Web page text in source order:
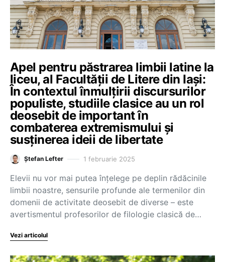
Apel pentru păstrarea limbii latine la
liceu, al Facultății de Litere din Iași:
În contextul înmulțirii discursurilor
populiste, studiile clasice au un rol
deosebit de important în
combaterea extremismului și
susținerea ideii de libertate
Ștefan Lefter 1 februarie 2025
Elevii nu vor mai putea înțelege pe deplin rădăcinile
limbii noastre, sensurile profunde ale termenilor din
domenii de activitate deosebit de diverse – este
avertismentul profesorilor de filologie clasică de…
Vezi articolul